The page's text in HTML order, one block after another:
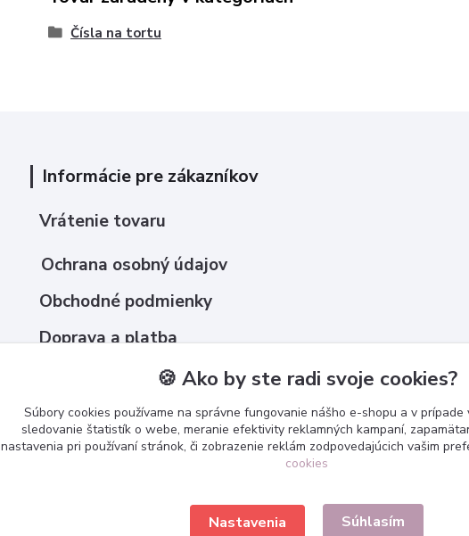
Čísla na tortu
Informácie pre zákazníkov
Vrátenie tovaru
Ochrana osobný údajov
Obchodné podmienky
Doprava a platba
Ako nakupovať ?
Kontakt
🍪 Ako by ste radi svoje cookies?
Súbory cookies používame na správne fungovanie nášho e-shopu a v prípade
sledovanie štatistík o webe, meranie efektivity reklamných kampaní,
nastavenia pri používaní stránok, či zobrazenie reklám zodpovedajúcich vašim
cookies
Nastavenia Súhlasím